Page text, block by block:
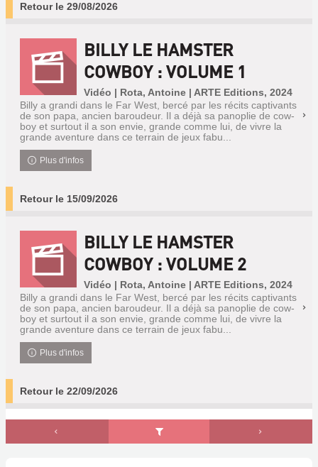
Retour le 29/08/2026
BILLY LE HAMSTER
COWBOY : VOLUME 1
Vidéo | Rota, Antoine | ARTE Editions, 2024
Billy a grandi dans le Far West, bercé par les récits captivants
de son papa, ancien baroudeur. Il a déjà sa panoplie de cow-
boy et surtout il a son envie, grande comme lui, de vivre la
grande aventure dans ce terrain de jeux fabu...
Plus d'infos
Retour le 15/09/2026
BILLY LE HAMSTER
COWBOY : VOLUME 2
Vidéo | Rota, Antoine | ARTE Editions, 2024
Billy a grandi dans le Far West, bercé par les récits captivants
de son papa, ancien baroudeur. Il a déjà sa panoplie de cow-
boy et surtout il a son envie, grande comme lui, de vivre la
grande aventure dans ce terrain de jeux fabu...
Plus d'infos
Retour le 22/09/2026